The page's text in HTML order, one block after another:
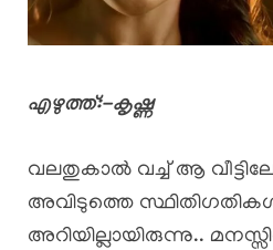
എഴുത്ത്:-കൃഷ്ണ
വലതുകാൽ വച്ച് ആ
അവിടുത്തെ
അറിയില്ലായിരുന്നു..